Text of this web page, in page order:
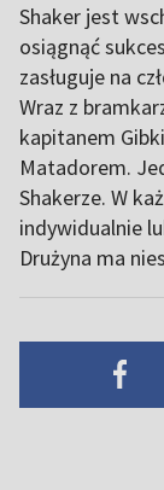
Shaker jest
osiągnąć
zasługuje na
Wraz z
kapitanem
Matadorem.
Shakerze. W
indywidualnie
Drużyna ma